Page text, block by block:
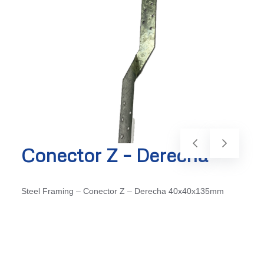
Conector Z – Derecha
Steel Framing – Conector Z – Derecha 40x40x135mm